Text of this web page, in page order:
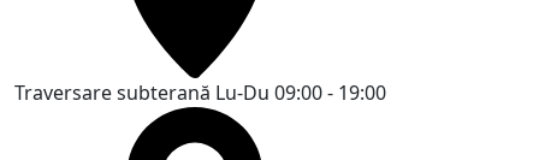
Traversare subterană Lu-Du 09:00 - 19:00